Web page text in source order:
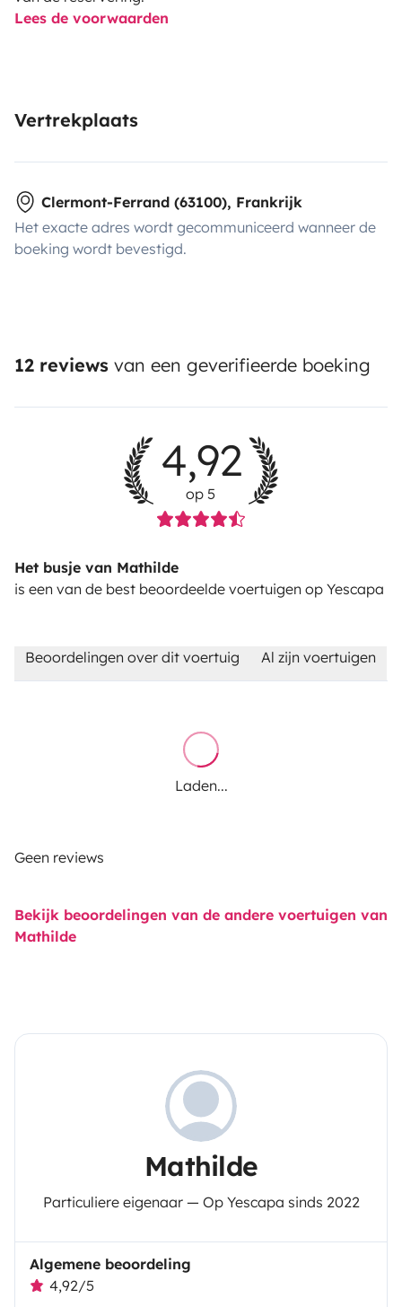
Lees de voorwaarden
Vertrekplaats
Clermont-Ferrand (63100), Frankrijk
Het exacte adres wordt gecommuniceerd wanneer de
boeking wordt bevestigd.
12 reviews van een geverifieerde boeking
4,92
op 5
Het busje van Mathilde
is een van de best beoordeelde voertuigen op Yescapa
Beoordelingen over dit voertuig Al zijn voertuigen
Laden...
Geen reviews
Bekijk beoordelingen van de andere voertuigen van
Mathilde
Mathilde
Particuliere eigenaar — Op Yescapa sinds 2022
Algemene beoordeling
4,92/5